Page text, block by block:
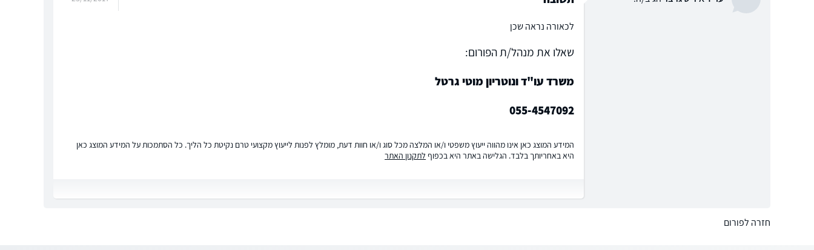
לכאורה נראה שכן
שאלו את מנהל/ת הפורום:
משרד עו"ד ונוטריון מוטי גרטל
055-4547092
המידע המוצג כאן אינו מהווה ייעוץ משפטי ו/או המלצה מכל סוג ו/או חוות דעת, מומלץ לפנות לייעוץ מקצועי טרם נקיטת כל הליך. כל הסתמכות על המידע המוצג כאן
היא באחריותך בלבד. הגלישה באתר היא בכפוף לתקנון האתר
חזרה לפורום